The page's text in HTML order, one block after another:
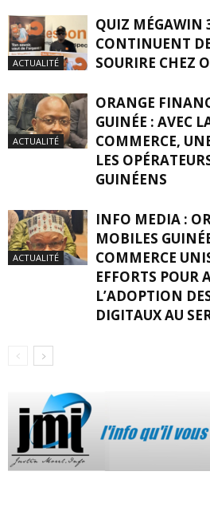
ACTUALITÉ
QUIZ MÉGAWIN
CONTINUENT
SOURIRE CHEZ
ACTUALITÉ
ORANGE
GUINÉE : AVEC
COMMERCE,
LES
GUINÉENS
ACTUALITÉ
INFO MEDIA :
MOBILES
COMMERCE
EFFORTS POUR
L’ADOPTION
DIGITAUX AU